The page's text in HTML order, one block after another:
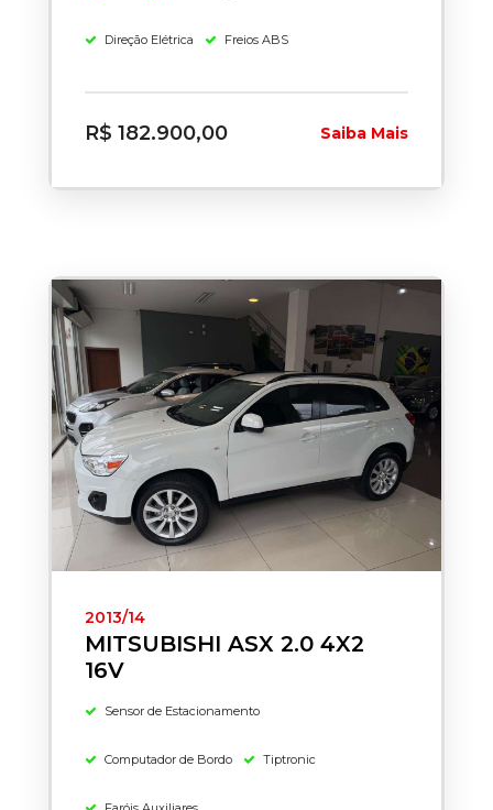
Direção Elétrica Freios ABS
R$ 182.900,00 Saiba Mais
2013/14
MITSUBISHI ASX 2.0 4X2
16V
Sensor de Estacionamento
Computador de Bordo Tiptronic